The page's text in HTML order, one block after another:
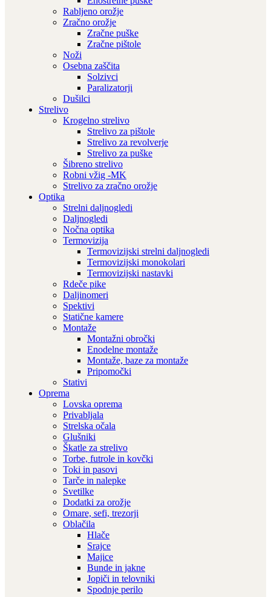
Rabljeno orožje
Zračno orožje
Zračne puške
Zračne pištole
Noži
Osebna zaščita
Solzivci
Paralizatorji
Dušilci
Strelivo
Krogelno strelivo
Strelivo za pištole
Strelivo za revolverje
Strelivo za puške
Šibreno strelivo
Robni vžig -MK
Strelivo za zračno orožje
Optika
Strelni daljnogledi
Daljnogledi
Nočna optika
Termovizija
Termovizijski strelni daljnogledi
Termovizijski monokolari
Termovizijski nastavki
Rdeče pike
Daljinomeri
Spektivi
Statične kamere
Montaže
Montažni obročki
Enodelne montaže
Montaže, baze za montaže
Pripomočki
Stativi
Oprema
Lovska oprema
Privabljala
Strelska očala
Glušniki
Škatle za strelivo
Torbe, futrole in kovčki
Toki in pasovi
Tarče in nalepke
Svetilke
Dodatki za orožje
Omare, sefi, trezorji
Oblačila
Hlače
Srajce
Majice
Bunde in jakne
Jopiči in telovniki
Spodnje perilo